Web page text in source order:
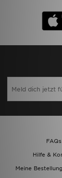
FAQs
Hilfe &
Meine
Hilfe & Kontakt
Blog